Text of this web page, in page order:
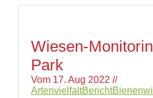
honey
Stadtimkerei
Literatur
Wildbienen
Wildbienenarten
Wiesen-
Park
Vom 17. Aug 2022 //
ArtenvielfaltBericht